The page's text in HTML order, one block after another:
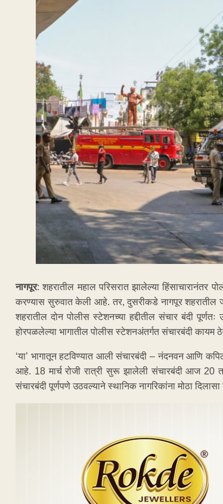
नागपूर: शहरातील महाल परिसरात झालेल्या
करण्यास सुरुवात केली आहे. तर, दुसरीकडे नागपूर शहरातील
शहरातील दोन पोलीस स्टेशनच्या हद्दीतील संचार बंदी
होरपळलेल्या भागातील पोलीस स्टेशनअंतर्गत संचारबंदी कायम
‘या’ भागातून हटविण्यात आली संचारबंदी – नंदनवन आणि
आहे. 18 मार्च रोजी रात्री सुरू झालेली संचारबंदी आज 20
संचारबंदी पूर्णपणे उठवल्याने स्थानिक नागरिकांना मोठा दिलासा